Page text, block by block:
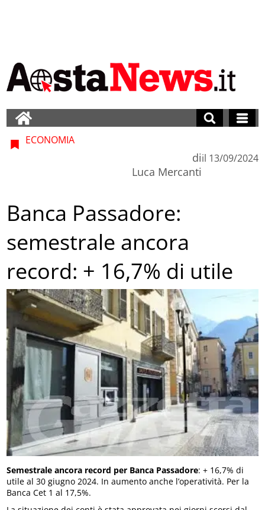
ECONOMIA
di
Luca Mercanti
il 13/09/2024
Banca Passadore:
semestrale ancora
record: + 16,7% di utile
Semestrale ancora record per Banca Passadore: + 16,7% di
utile al 30 giugno 2024. In aumento anche l’operatività. Per la
Banca Cet 1 al 17,5%.